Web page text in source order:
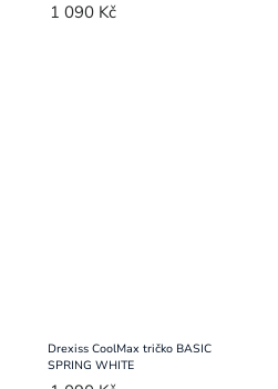
1 090 Kč
Drexiss CoolMax tričko BASIC
SPRING WHITE